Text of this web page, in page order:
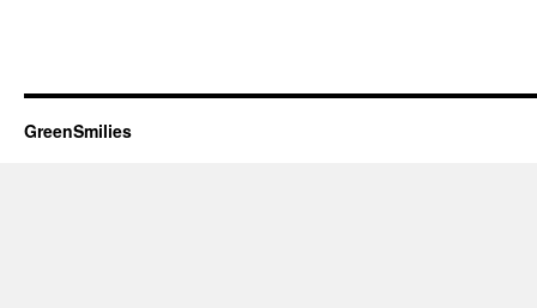
GreenSmilies